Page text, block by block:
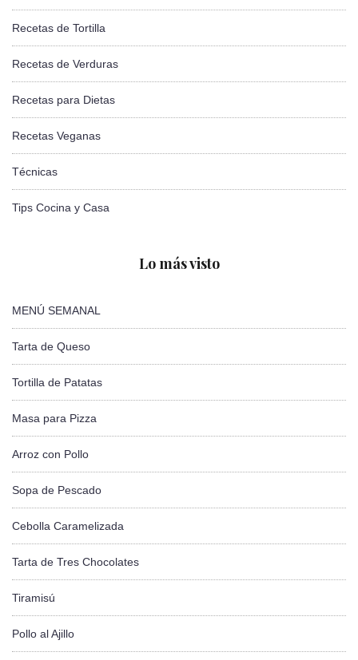
Recetas de Tortilla
Recetas de Verduras
Recetas para Dietas
Recetas Veganas
Técnicas
Tips Cocina y Casa
Lo más visto
MENÚ SEMANAL
Tarta de Queso
Tortilla de Patatas
Masa para Pizza
Arroz con Pollo
Sopa de Pescado
Cebolla Caramelizada
Tarta de Tres Chocolates
Tiramisú
Pollo al Ajillo